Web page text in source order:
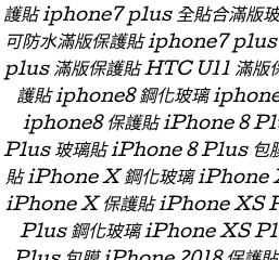
護貼 iphone7 plus 全貼合滿版
可防水滿版保護貼 iphone7
plus 滿版保護貼 HTC U11 滿版
護貼 iphone8 鋼化玻璃
iphone8 保護貼 iPhone 8
Plus 玻璃貼 iPhone 8 Plus 包
貼 iPhone X 鋼化玻璃 iPhone
iPhone X 保護貼 iPhone XS
Plus 鋼化玻璃 iPhone XS